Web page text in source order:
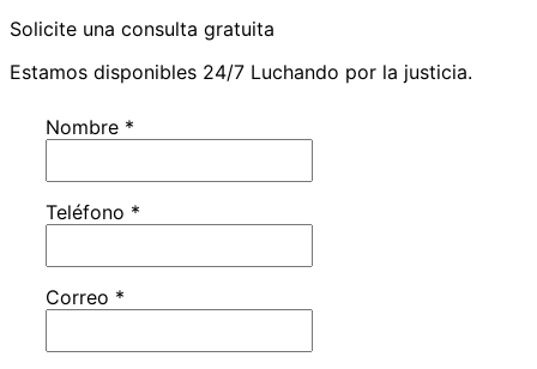
Solicite una consulta gratuita
Estamos disponibles 24/7 Luchando por la justicia.
Nombre *
Teléfono *
Correo *